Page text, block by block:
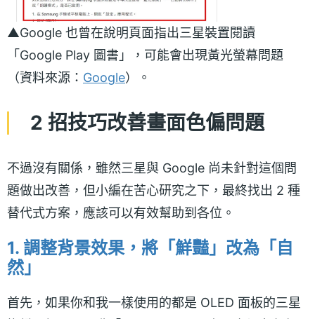
▲Google 也曾在說明頁面指出三星裝置閱讀
「Google Play 圖書」，可能會出現黃光螢幕問題
（資料來源： Google）。
2 招技巧改善畫面色偏問題
不過沒有關係，雖然三星與 Google 尚未針對這個問
題做出改善，但小編在苦心研究之下，最終找出 2 種
替代式方案，應該可以有效幫助到各位。
1. 調整背景效果，將 「鮮豔」改為「自
然」
首先，如果你和我一樣使用的都是 OLED 面板的三星